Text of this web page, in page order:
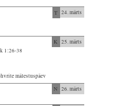
T 24. märts
K 25. märts
1:26-38
mälestuspäev
N 26. märts